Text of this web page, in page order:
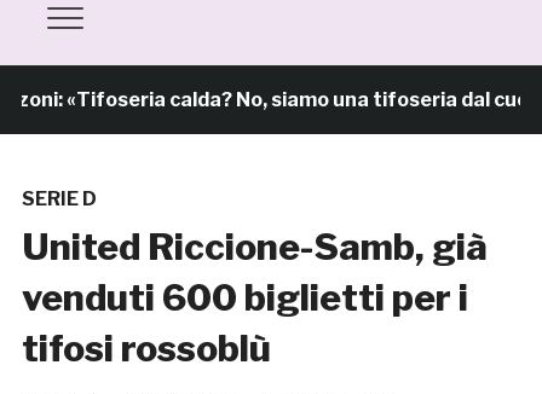
«Tifoseria calda? No, siamo una tifoseria dal cuore
SERIE D
United Riccione-Samb, già
venduti 600 biglietti per i
tifosi rossoblù